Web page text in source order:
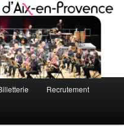
en-Provence
Recrutement